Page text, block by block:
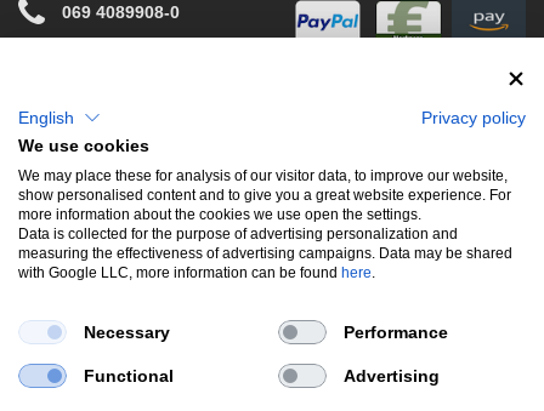
069 4089908-0
Facebook
Instagram
UNSERE BELIEBTESTEN PRODUKTE
Endschalldämpfer Bremsscheiben Carbon Style & Aerodynamik
English
Privacy policy
We use cookies
We may place these for analysis of our visitor data, to improve our website,
show personalised content and to give you a great website experience. For
more information about the cookies we use open the settings.
Data is collected for the purpose of advertising personalization and
measuring the effectiveness of advertising campaigns. Data may be shared
with Google LLC, more information can be found here.
Necessary Performance
Functional Advertising